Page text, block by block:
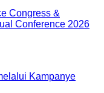
Congress &
Conference 2026
Kampanye